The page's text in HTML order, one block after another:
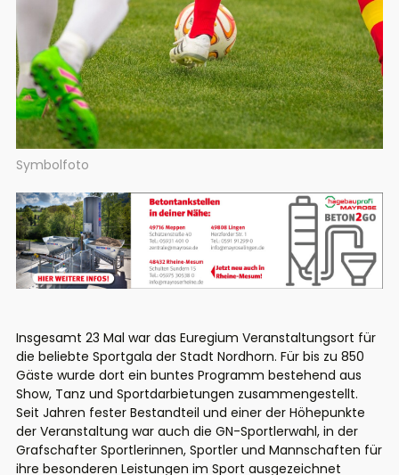
Symbolfoto
Insgesamt 23 Mal war das Euregium Veranstaltungsort für
die beliebte Sportgala der Stadt Nordhorn. Für bis zu 850
Gäste wurde dort ein buntes Programm bestehend aus
Show, Tanz und Sportdarbietungen zusammengestellt.
Seit Jahren fester Bestandteil und einer der Höhepunkte
der Veranstaltung war auch die GN-Sportlerwahl, in der
Grafschafter Sportlerinnen, Sportler und Mannschaften für
ihre besonderen Leistungen im Sport ausgezeichnet